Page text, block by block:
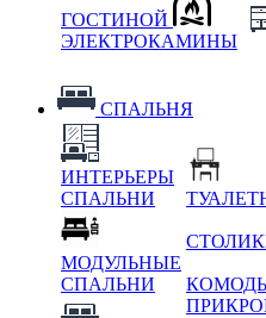
ГОСТИНОЙ
ЭЛЕКТРОКАМИНЫ
СПАЛЬНЯ
ИНТЕРЬЕРЫ
СПАЛЬНИ
МОДУЛЬНЫЕ
СПАЛЬНИ